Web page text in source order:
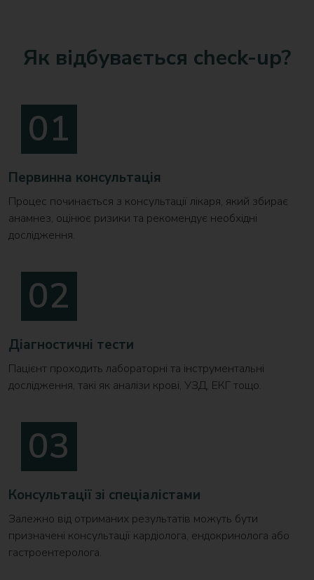
Як відбувається сheck-up?
Первинна консультація
Процес починається з консультації лікаря, який збирає
анамнез, оцінює ризики та рекомендує необхідні
дослідження.
Діагностичні тести
Пацієнт проходить лабораторні та інструментальні
дослідження, такі як аналізи крові, УЗД, ЕКГ тощо.
Консультації зі спеціалістами
Залежно від отриманих результатів можуть бути
призначені консультації кардіолога, ендокринолога або
гастроентеролога.